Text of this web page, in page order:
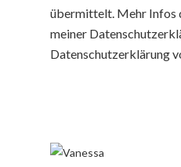
übermittelt. Mehr Infos
meiner
Datenschutzerklärung